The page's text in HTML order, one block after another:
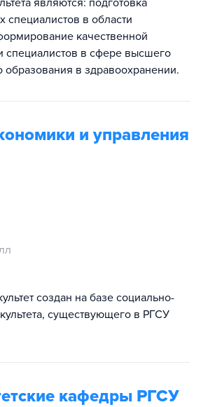
специалистов в области
качественной
специалистов в сфере высшего
образования в здравоохранении.
и управления
создан на базе социально-
существующего в РГСУ
кафедры РГСУ